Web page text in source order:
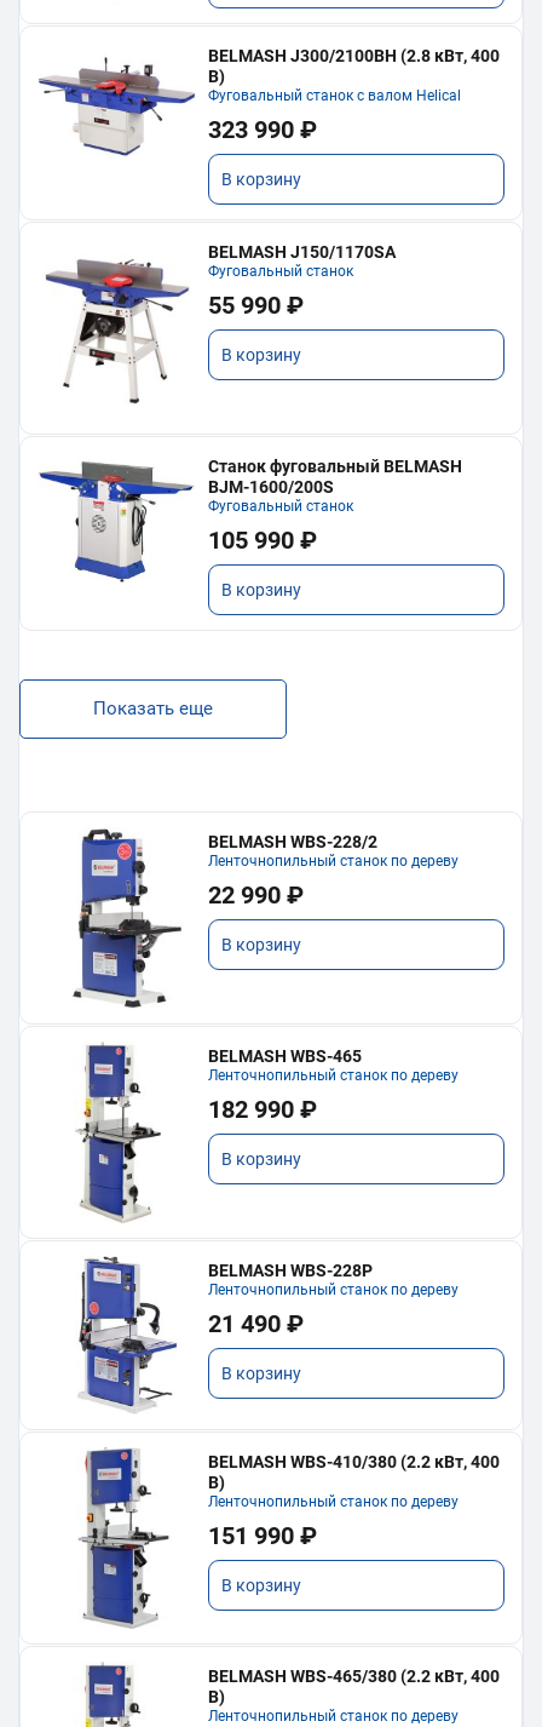
BELMASH J300/2100ВH (2.8 кВт, 400
В)
Фуговальный станок с валом Helical
323 990 ₽
В корзину
BELMASH J150/1170SA
Фуговальный станок
55 990 ₽
В корзину
Станок фуговальный BELMASH
BJM-1600/200S
Фуговальный станок
105 990 ₽
В корзину
Показать еще
BELMASH WBS-228/2
Ленточнопильный станок по дереву
22 990 ₽
В корзину
BELMASH WBS-465
Ленточнопильный станок по дереву
182 990 ₽
В корзину
BELMASH WBS-228P
Ленточнопильный станок по дереву
21 490 ₽
В корзину
BELMASH WBS-410/380 (2.2 кВт, 400
В)
Ленточнопильный станок по дереву
151 990 ₽
В корзину
BELMASH WBS-465/380 (2.2 кВт, 400
В)
Ленточнопильный станок по дереву